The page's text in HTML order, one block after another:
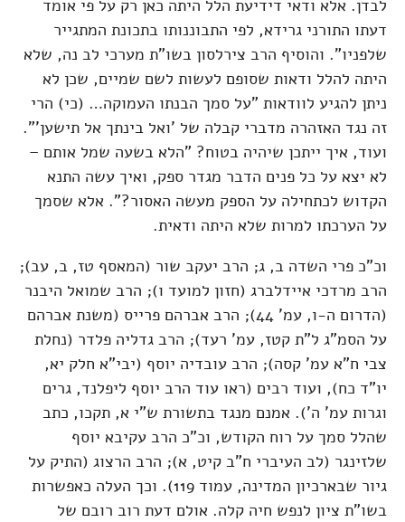
לבדן. אלא ודאי דידיעת הלל היתה כאן רק על פי אומד
דעתו התורני גרידא, לפי התבוננותו בתכונת המתגייר
שלפניו". והוסיף הרב צירלסון בשו"ת מערכי לב נה, שלא
היתה להלל ודאות שסופם לעשות לשם שמיים, שכן לא
ניתן להגיע לוודאות "על סמך הבנתו העמוקה… (כי) הרי
זה נגד האזהרה מדברי קבלה של 'ואל בינתך אל תישען'".
ועוד, איך ייתכן שיהיה בטוח? "הלא בשעה שמל אותם –
לא יצא על כל פנים הדבר מגדר ספק, ואיך עשה התנא
הקדוש לכתחילה על הספק מעשה האסור?". אלא שסמך
על הערכתו למרות שלא היתה ודאית.
וכ"כ פרי השדה ב, ג; הרב יעקב שור (המאסף טז, ב, עב);
הרב מרדכי איידלברג (חזון למועד ו); הרב שמואל היבנר
(הדרום ה-ו, עמ' 44); הרב אברהם פרייס (משנת אברהם
על הסמ"ג ל"ת קטז, עמ' רעד); הרב גדליה פלדר (נחלת
צבי ח"א עמ' קסה); הרב עובדיה יוסף (יבי"א חלק יא,
יו"ד כח), ועוד רבים (ראו עוד הרב יוסף ליפלנד, גרים
וגרות עמ' ה'). אמנם מנגד בתשורת ש"י א, תקכו, כתב
שהלל סמך על רוח הקודש, וכ"כ הרב עקיבא יוסף
שלזינגר (לב העיברי ח"ב קיט, א); הרב הרצוג (התיק על
גיור שבארכיון המדינה, עמוד 119). וכך העלה כאפשרות
בשו"ת ציון לנפש חיה קלה. אולם דעת רוב רובם של